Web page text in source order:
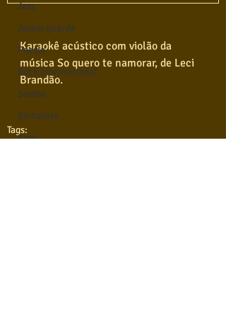
Jazz
Jovem guarda
Poesia
Rock internacional
Samba
Sertanejo
Soul
Karaokê acústico com violão da
música So quero te namorar, de Leci
Brandão.
Tags: